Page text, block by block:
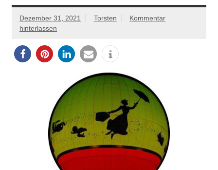
Dezember 31, 2021 Torsten
Kommentar
hinterlassen